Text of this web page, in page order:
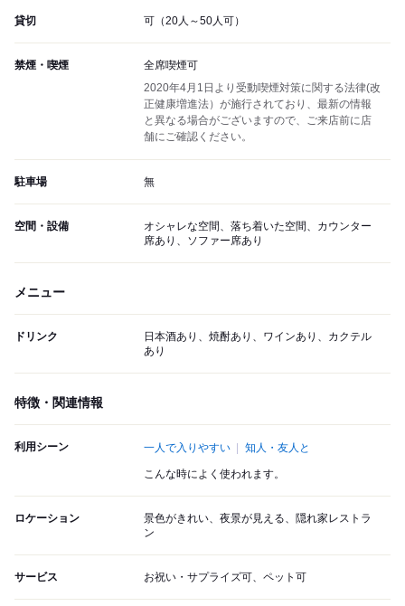
貸切 可（20人～50人可）
禁煙・喫煙
全席喫煙可
2020年4月1日より受動喫煙対策に関する法律(改
正健康増進法）が施行されており、最新の情報
と異なる場合がございますので、ご来店前に店
舗にご確認ください。
駐車場 無
空間・設備
オシャレな空間、落ち着いた空間、カウンター
席あり、ソファー席あり
メニュー
ドリンク
日本酒あり、焼酎あり、ワインあり、カクテル
あり
特徴・関連情報
利用シーン 一人で入りやすい 知人・友人と
こんな時によく使われます。
ロケーション
景色がきれい、夜景が見える、隠れ家レストラ
ン
サービス お祝い・サプライズ可、ペット可